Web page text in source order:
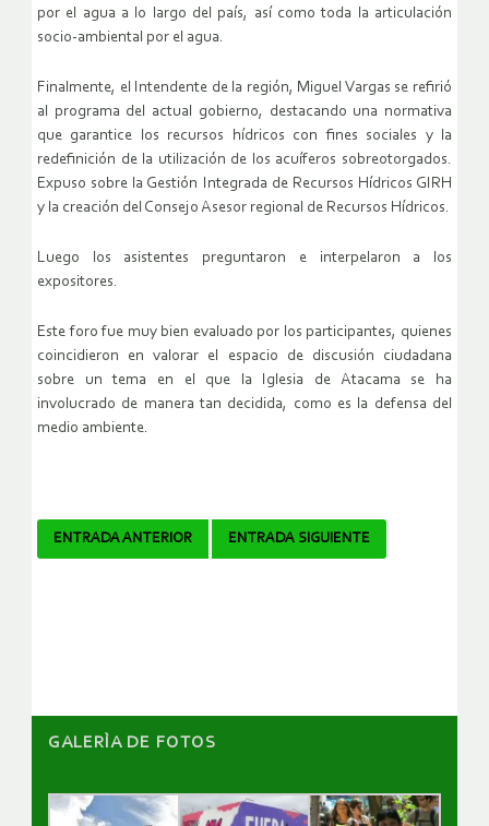
por el agua a lo largo del país, así como toda la articulación
socio-ambiental por el agua.
Finalmente, el Intendente de la región, Miguel Vargas se refirió
al programa del actual gobierno, destacando una normativa
que garantice los recursos hídricos con fines sociales y la
redefinición de la utilización de los acuíferos sobreotorgados.
Expuso sobre la Gestión Integrada de Recursos Hídricos GIRH
y la creación del Consejo Asesor regional de Recursos Hídricos.
Luego los asistentes preguntaron e interpelaron a los
expositores.
Este foro fue muy bien evaluado por los participantes, quienes
coincidieron en valorar el espacio de discusión ciudadana
sobre un tema en el que la Iglesia de Atacama se ha
involucrado de manera tan decidida, como es la defensa del
medio ambiente.
Navegador
ENTRADA ANTERIOR ENTRADA SIGUIENTE
GALERÌA DE FOTOS